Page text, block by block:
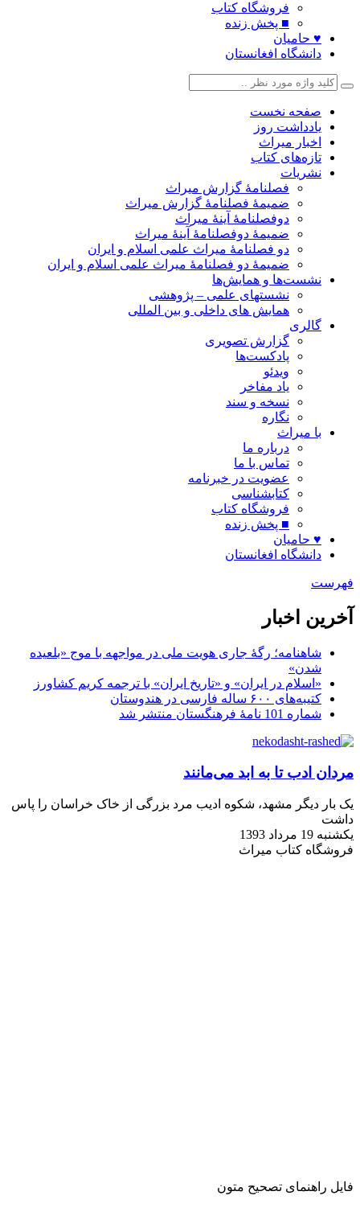
فروشگاه کتاب
■ پخش زنده
♥ حامیان
دانشگاه افغانستان
صفحه نخست
یادداشت روز
اخبار میراث
تازه‌های کتاب
نشریات
فصلنامۀ گزارش میراث
ضمیمۀ فصلنامۀ گزارش میراث
دوفصلنامۀ آینۀ میراث
ضمیمۀ دوفصلنامۀ آینۀ میراث
دو فصلنامۀ میراث علمی اسلام و ایران
ضمیمۀ دو فصلنامۀ میراث علمی اسلام و ایران
نشست‌ها و همایش‌ها
نشستهای علمی – پژوهشی
همایش های داخلی و بین المللی
گالری
گزارش تصویری
پادکست‌ها
ویدئو
یاد مفاخر
نسخه و سند
نگاره
با میراث
درباره ما
تماس با ما
عضویت در خبرنامه
کتابشناسی
فروشگاه کتاب
■ پخش زنده
♥ حامیان
دانشگاه افغانستان
فهرست
آخرین اخبار
شاهنامه؛ رگۀ جاری هویت ملی در مواجهه با موج «بلعیده
شدن»
«اسلام در ایران» و «تاریخ ایران» با ترجمه کریم کشاورز
کتیبه‌های ۶۰۰ ساله فارسی در هندوستان
شماره 101 نامۀ فرهنگستان منتشر شد
مردان ادب تا به ابد می‌مانند
يک بار ديگر مشهد، شکوه اديب مرد بزرگی از خاک خراسان را پاس
داشت
یکشنبه 19 مرداد 1393
فروشگاه کتاب میراث
فایل راهنمای تصحیح متون